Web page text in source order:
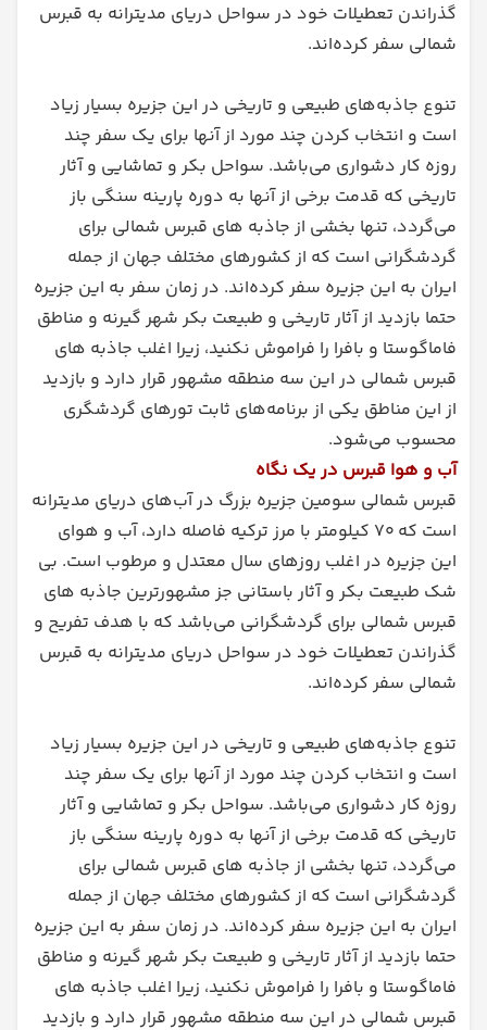
گذراندن تعطیلات خود در سواحل دریای مدیترانه به قبرس
شمالی سفر کرده‌اند.
تنوع جاذبه‌های طبیعی و تاریخی در این جزیره بسیار زیاد
است و انتخاب کردن چند مورد از آنها برای یک سفر چند
روزه کار دشواری می‌باشد. سواحل بکر و تماشایی و آثار
تاریخی که قدمت برخی از آنها به دوره پارینه سنگی باز
می‌گردد، تنها بخشی از جاذبه های قبرس شمالی برای
گردشگرانی است که از کشورهای مختلف جهان از جمله
ایران به این جزیره سفر کرده‌اند. در زمان سفر به این جزیره
حتما بازدید از آثار تاریخی و طبیعت بکر شهر گیرنه و مناطق
فاماگوستا و بافرا را فراموش نکنید، زیرا اغلب جاذبه های
قبرس شمالی در این سه منطقه مشهور قرار دارد و بازدید
از این مناطق یکی از برنامه‌های ثابت تورهای گردشگری
محسوب می‌شود.
آب و هوا قبرس در یک نگاه
قبرس شمالی سومین جزیره بزرگ در آب‌های دریای مدیترانه
است که ۷۰ کیلومتر با مرز ترکیه فاصله دارد، آب و هوای
این جزیره در اغلب روزهای سال معتدل و مرطوب است. بی
شک طبیعت بکر و آثار باستانی جز مشهورترین جاذبه های
قبرس شمالی برای گردشگرانی می‌باشد که با هدف تفریح و
گذراندن تعطیلات خود در سواحل دریای مدیترانه به قبرس
شمالی سفر کرده‌اند.
تنوع جاذبه‌های طبیعی و تاریخی در این جزیره بسیار زیاد
است و انتخاب کردن چند مورد از آنها برای یک سفر چند
روزه کار دشواری می‌باشد. سواحل بکر و تماشایی و آثار
تاریخی که قدمت برخی از آنها به دوره پارینه سنگی باز
می‌گردد، تنها بخشی از جاذبه های قبرس شمالی برای
گردشگرانی است که از کشورهای مختلف جهان از جمله
ایران به این جزیره سفر کرده‌اند. در زمان سفر به این جزیره
حتما بازدید از آثار تاریخی و طبیعت بکر شهر گیرنه و مناطق
فاماگوستا و بافرا را فراموش نکنید، زیرا اغلب جاذبه های
قبرس شمالی در این سه منطقه مشهور قرار دارد و بازدید